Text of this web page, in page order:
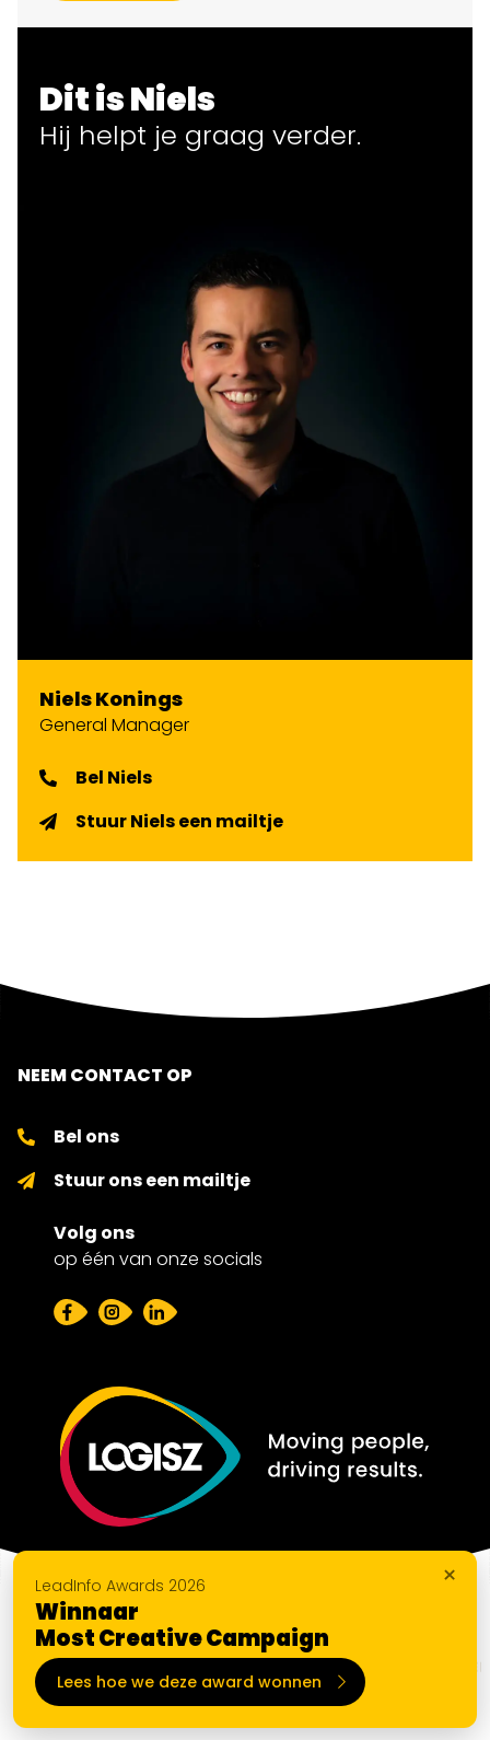
×
LeadInfo Awards 2026
Winnaar
Most Creative Campaign
Lees hoe we deze award wonnen
Dit is Niels
Hij helpt je graag verder.
Niels Konings
General Manager
Bel Niels
Stuur Niels een mailtje
NEEM CONTACT OP
Bel ons
Stuur ons een mailtje
Volg ons
op één van onze socials